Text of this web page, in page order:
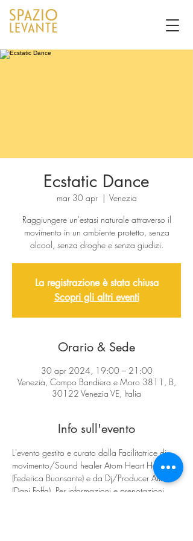
Ecstatic Dance
mar 30 apr
  |
Venezia
Raggiungere un'estasi naturale attraverso il
movimento in un ambiente protetto, senza
alcool, senza droghe e senza giudizi.
La registrazione è stata chiusa
Scopri gli altri eventi
Orario & Sede
30 apr 2024, 19:00 – 21:00
Venezia, Campo Bandiera e Moro 3811, B,
30122 Venezia VE, Italia
Info sull'evento
L'evento gestito e curato dalla Facilitatrice di
movimento/Sound healer Atom Heart Heron
(Federica Buonsante) e da Dj/Producer AftrLifr
(Dani Foffa). Per informazioni e prenotazioni